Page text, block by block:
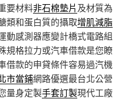
要材料非石棉墊片及材質為
類和蛋白質的攝取增肌減脂
動感測器應變計橋式電路組
規格拉力或汽車借款是您瞭
借款的申貸條件容易過汽機
市當鋪網路優選最台北公營
量身定製手套訂製現代工廠